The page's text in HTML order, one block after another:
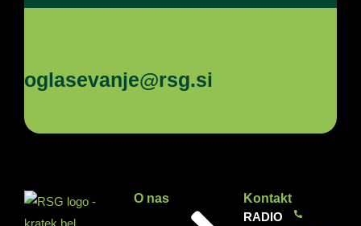
oglasevanje@rsg.si
O nas
Kontakt
RADIO